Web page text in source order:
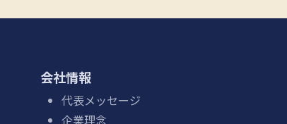
会社情報
代表メッセージ
企業理念